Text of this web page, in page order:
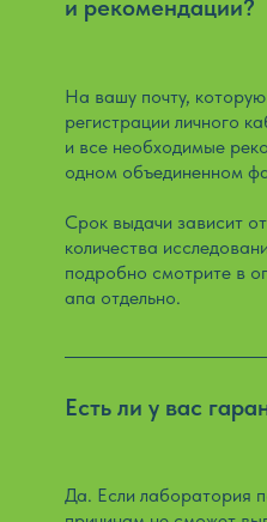
и рекомендации?
На вашу почту,
регистрации личного
и все необходимые
одном объединенном
Срок выдачи зависит
количества
подробно смотрите в
апа отдельно.
Есть ли у вас
Да. Если лаборатория